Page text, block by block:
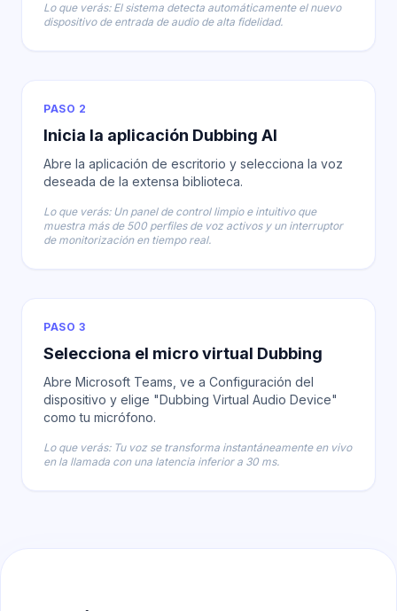
Lo que verás: El sistema detecta automáticamente el nuevo
dispositivo de entrada de audio de alta fidelidad.
PASO 2
Inicia la aplicación Dubbing AI
Abre la aplicación de escritorio y selecciona la voz
deseada de la extensa biblioteca.
Lo que verás: Un panel de control limpio e intuitivo que
muestra más de 500 perfiles de voz activos y un interruptor
de monitorización en tiempo real.
PASO 3
Selecciona el micro virtual Dubbing
Abre Microsoft Teams, ve a Configuración del
dispositivo y elige "Dubbing Virtual Audio Device"
como tu micrófono.
Lo que verás: Tu voz se transforma instantáneamente en vivo
en la llamada con una latencia inferior a 30 ms.